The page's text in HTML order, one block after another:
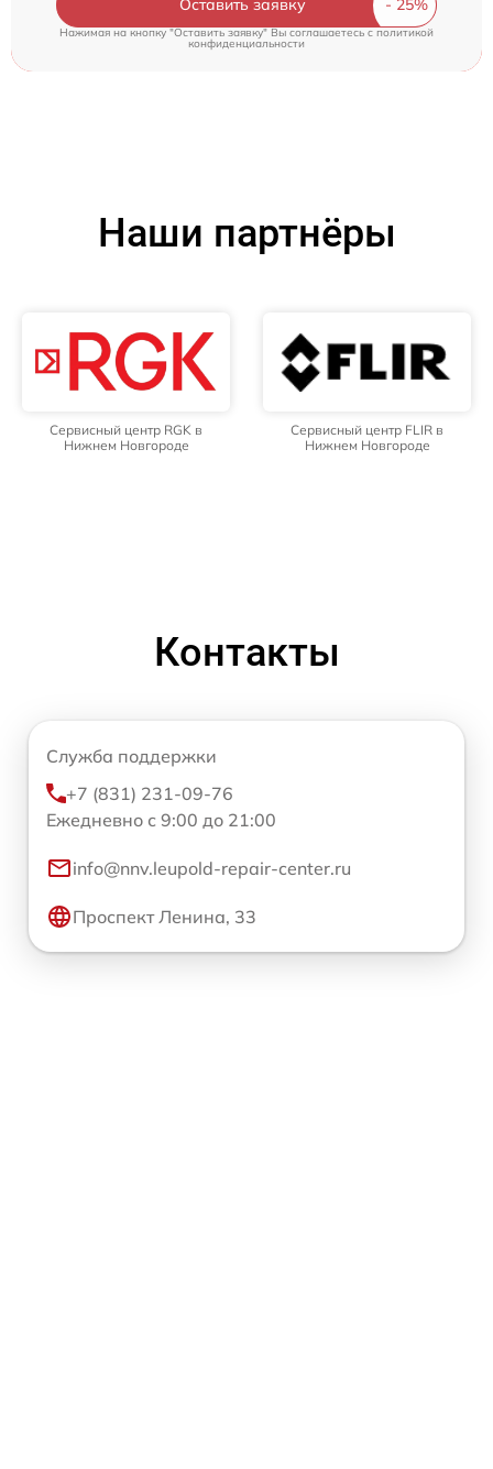
Оставить заявку
Нажимая на кнопку "Оставить заявку" Вы соглашаетесь cполитикой
конфиденциальности
Наши партнёры
Сервисный центр RGK в
Нижнем Новгороде
Сервисный центр FLIR в
Нижнем Новгороде
Контакты
Служба поддержки
+7 (831) 231-09-76
Ежедневно с 9:00 до 21:00
info@nnv.leupold-repair-center.ru
Проспект Ленина, 33